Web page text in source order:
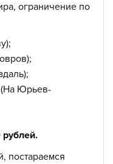
ограничение по
(На Юрьев-
постараемся